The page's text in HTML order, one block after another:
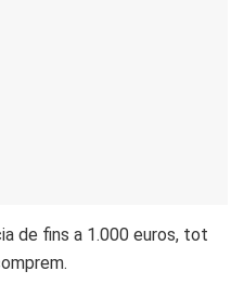
de fins a 1.000 euros, tot